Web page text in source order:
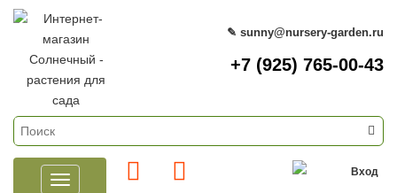
✎ sunny@nursery-garden.ru
+7 (925) 765-00-43
Вход
Toggle